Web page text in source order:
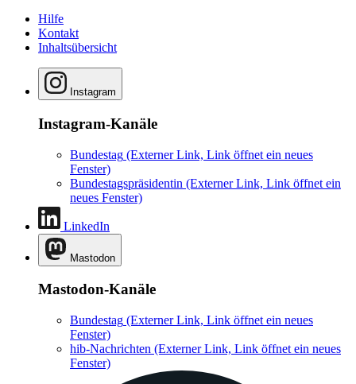
Hilfe
Kontakt
Inhaltsübersicht
Instagram
Instagram-Kanäle
Bundestag (Externer Link, Link öffnet ein neues
Fenster)
Bundestagspräsidentin (Externer Link, Link öffnet ein
neues Fenster)
LinkedIn
Mastodon
Mastodon-Kanäle
Bundestag (Externer Link, Link öffnet ein neues
Fenster)
hib-Nachrichten (Externer Link, Link öffnet ein neues
Fenster)